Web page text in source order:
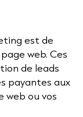
est de
web. Ces
de leads
payantes aux
web ou vos